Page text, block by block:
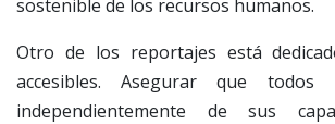
sostenible de los recursos humanos.
Otro de los reportajes está
accesibles. Asegurar que todos
independientemente de sus